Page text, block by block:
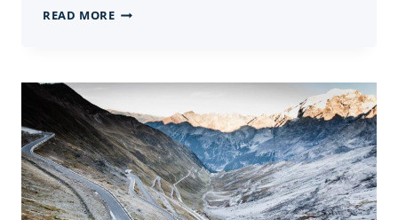
READ MOREESSAY
UT
READING
ASSIGNMENT